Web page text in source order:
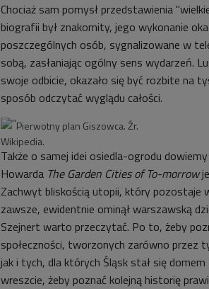
Chociaż sam pomysł przedstawienia
biografii był znakomity, jego wykonanie
poszczególnych osób, sygnalizowane w
sobą, zasłaniając ogólny sens wydarzeń.
swoje odbicie, okazało się być rozbite na
sposób odczytać wyglądu całości.
Pierwotny plan Giszowca. Źr.
Wikipedia.
Także o samej idei osiedla-ogrodu
Howarda The Garden Cities of To-morrow
Zachwyt bliskością utopii, który pozostaje
zawsze, ewidentnie ominął warszawską
Szejnert warto przeczytać. Po to, żeby
społeczności, tworzonych zarówno przez
jak i tych, dla których Śląsk stał się
wreszcie, żeby poznać kolejną historię